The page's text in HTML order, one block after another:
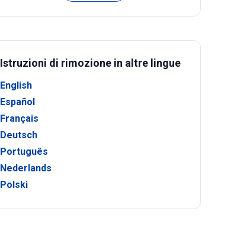
Istruzioni di rimozione in altre lingue
English
Español
Français
Deutsch
Português
Nederlands
Polski